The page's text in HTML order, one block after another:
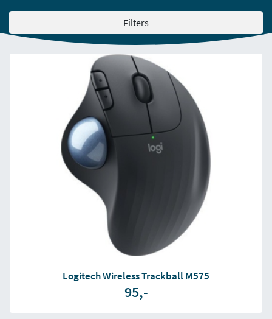
Filters
Logitech Wireless Trackball M575
95,-